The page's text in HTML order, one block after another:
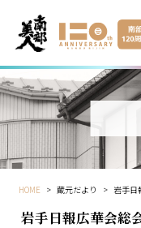
HOME > 蔵元だより > 岩手日
岩手日報広華会総